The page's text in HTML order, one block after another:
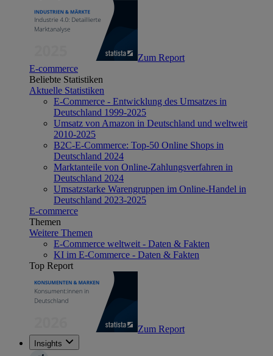
Zum Report
E-commerce
Beliebte Statistiken
Aktuelle Statistiken
E-Commerce - Entwicklung des Umsatzes in
Deutschland 1999-2025
Umsatz von Amazon in Deutschland und weltweit
2010-2025
B2C-E-Commerce: Top-50 Online Shops in
Deutschland 2024
Marktanteile von Online-Zahlungsverfahren in
Deutschland 2024
Umsatzstarke Warengruppen im Online-Handel in
Deutschland 2023-2025
E-commerce
Themen
Weitere Themen
E-Commerce weltweit - Daten & Fakten
KI im E-Commerce - Daten & Fakten
Top Report
Zum Report
Insights